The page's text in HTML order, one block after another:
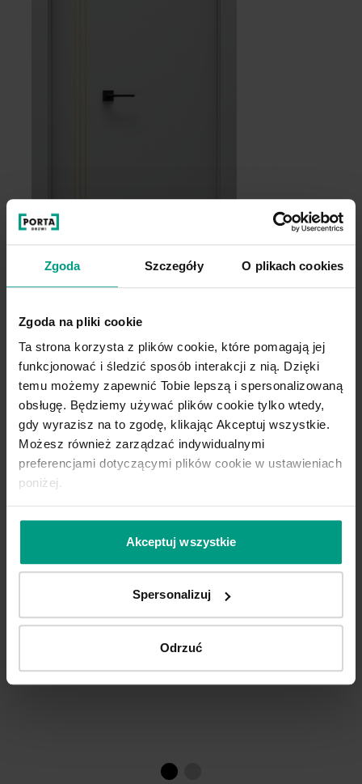
Zgoda Szczegóły O plikach cookies
Zgoda na pliki cookie
Ta strona korzysta z plików cookie, które pomagają jej
funkcjonować i śledzić sposób interakcji z nią. Dzięki
temu możemy zapewnić Tobie lepszą i spersonalizowaną
obsługę. Będziemy używać plików cookie tylko wtedy,
gdy wyrazisz na to zgodę, klikając Akceptuj wszystkie.
Możesz również zarządzać indywidualnymi
preferencjami dotyczącymi plików cookie w ustawieniach
poniżej.
Akceptuj wszystkie
Spersonalizuj
Odrzuć